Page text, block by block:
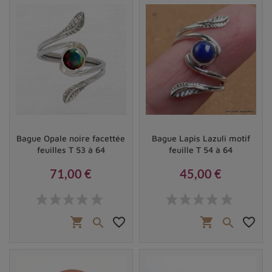
alliance précieuse entre la matière et l'esprit.
Bague Opale noire facettée
feuilles T 53 à 64
71,00 €
shopping_cart  favorite_border
Bague Lapis Lazuli motif
feuille T 54 à 64
45,00 €
shopping_cart  favorite_border